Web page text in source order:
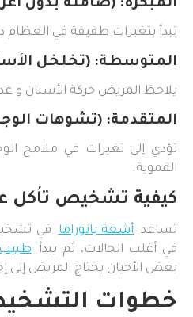
المبكرة: (صامتة بدون
تبدأ بتغيرات طفيفة في
المتوسطة: (تخلخل
يلاحظ المريض حركة الأسنان و
المتقدمة: (تشوهات
تؤدي إلى تغيرات في ملامح
الفموية.
كيفية تشخيص تأكل
تساعد أشعة بانوراما في
في أغلب الحالات، ثم يبدأ
طبيب
بعض الأحيان يحتاج المريض إلى
خطوات